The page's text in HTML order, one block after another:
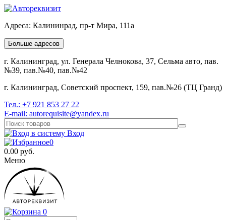
Адреса: Калининрад, пр-т Мира, 111а
Больше адресов
г. Калининград, ул. Генерала Челнокова, 37, Сельма авто, пав.
№39, пав.№40, пав.№42
г. Калининград, Советский проспект, 159, пав.№26 (ТЦ Гранд)
Тел.: +7 921 853 27 22
E-mail: autorequisite@yandex.ru
Вход
0
0.00 руб.
Меню
0